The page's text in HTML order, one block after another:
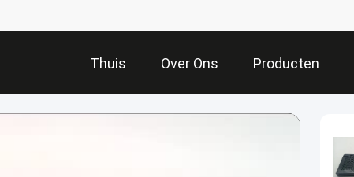
Thuis Over Ons Producten